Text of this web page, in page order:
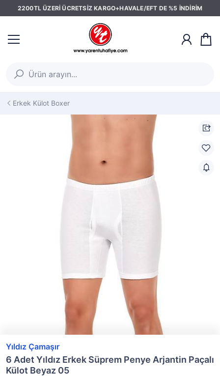
2200TL ÜZERİ ÜCRETSİZ KARGO+HAVALE/EFT DE %5 İNDİRİM
Erkek Külot Boxer
Yıldız Çamaşır
6 Adet Yıldız Erkek Süprem Penye Arjantin Paçalı
Külot Beyaz 05